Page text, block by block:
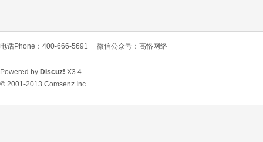
电话Phone：400-666-5691 微信公众号：高恪网络
Powered by Discuz! X3.4
© 2001-2013 Comsenz Inc.